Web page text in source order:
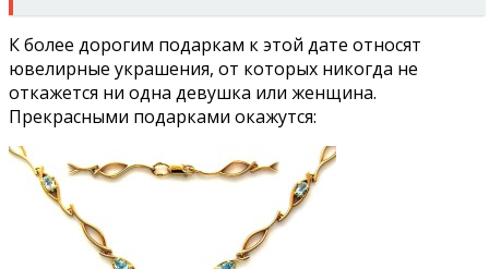
К более дорогим подаркам к этой дате относят
ювелирные украшения, от которых никогда не
откажется ни одна девушка или женщина.
Прекрасными подарками окажутся: